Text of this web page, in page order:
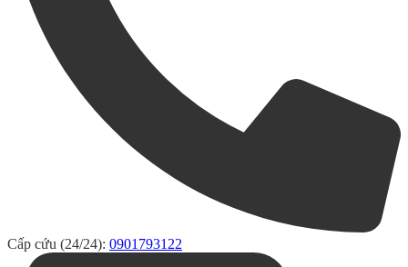
Cấp cứu (24/24): 0901793122